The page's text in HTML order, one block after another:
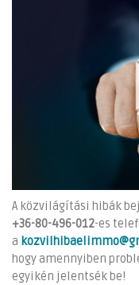
A közvilágítási hibák
+36-80-496-012-es
a
hogy amennyiben
egyikén jelentsék be!